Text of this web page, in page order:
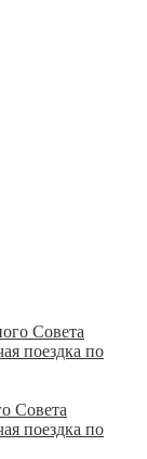
Совета
поездка по